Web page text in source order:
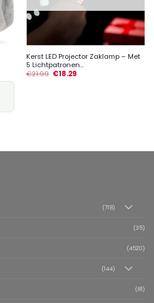
Kerst LED Projector Zaklamp – Met
5 Lichtpatronen...
€21.99 €18.29
(718)
(35)
(4520)
(144)
(81)